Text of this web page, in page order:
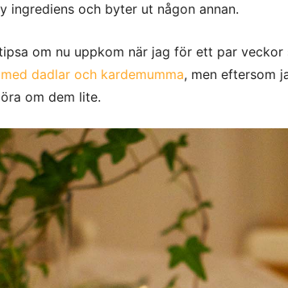
ingrediens och byter ut någon annan.
om nu uppkom när jag för ett par veckor
dadlar och kardemumma, men eftersom
om dem lite.